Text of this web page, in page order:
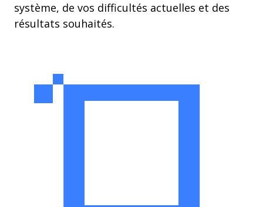
système, de vos difficultés actuelles et des
résultats souhaités.